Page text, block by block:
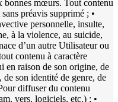
bonnes mœurs. Tout contenu
préavis supprimé ; •
personnelle, insulte,
à la violence, au suicide,
d’un autre Utilisateur ou
contenu à caractère
en raison de son origine, de
son identité de genre, de
diffuser du contenu
vers, logiciels, etc.) ; •